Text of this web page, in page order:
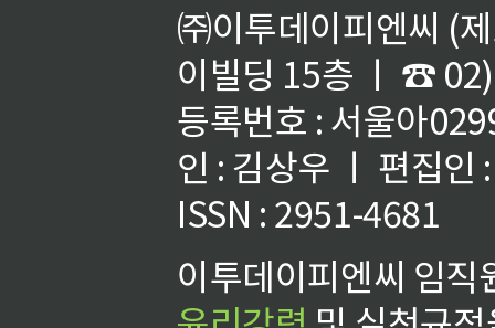
㈜이투데이피엔씨 (
이빌딩 15층 ㅣ ☎
등록번호 : 서울아
인 : 김상우 ㅣ 편집인
ISSN : 2951-4681
이투데이피엔씨 임